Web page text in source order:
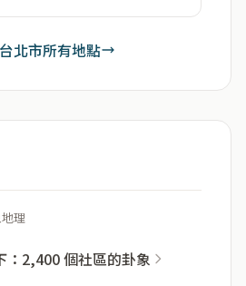
北市所有地點
理
：2,400 個社區的卦象